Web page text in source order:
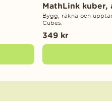
MathLink
Bygg, räkna och
Cubes.
349 kr